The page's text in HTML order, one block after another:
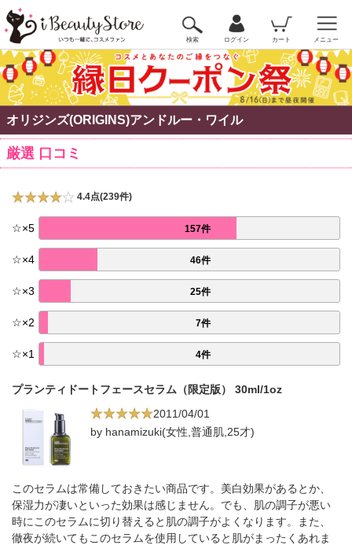
検索 ログイン カート メニュー
オリジンズ(ORIGINS)アンドルー・ワイル
厳選 口コミ
4.4点(239件)
☆×5 157件
☆×4 46件
☆×3 25件
☆×2 7件
☆×1 4件
プランティドートフェースセラム（限定版） 30ml/1oz
2011/04/01
by hanamizuki(女性,普通肌,25才)
このセラムは常備しておきたい商品です。美白効果があるとか、
保湿力が凄いといった効果は感じません。でも、肌の調子が悪い
時にこのセラムに切り替えると肌の調子がよくなります。また、
徹夜が続いてもこのセラムを使用していると肌がまったくあれま